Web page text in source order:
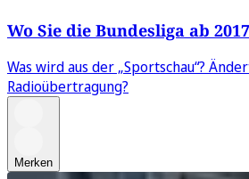
Wo Sie die Bundesliga ab
Was wird aus der „Sportschau“?
Radioübertragung?
Merken